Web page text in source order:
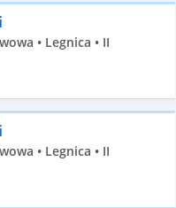
• Legnica • II
• Legnica • II